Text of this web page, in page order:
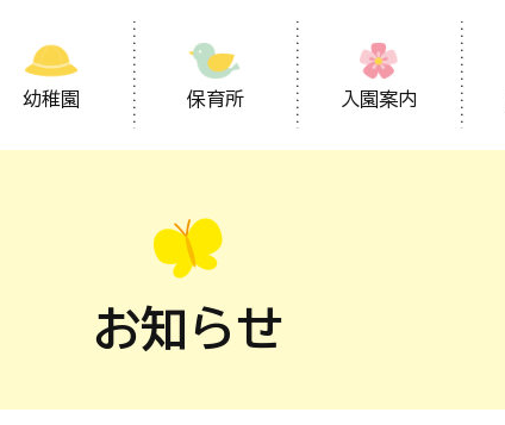
幼稚園 保育所 入園案内
お知らせ